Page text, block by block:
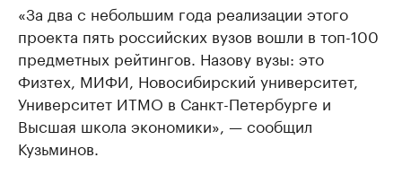
«За два с небольшим года реализации этого
проекта пять российских вузов вошли в топ-100
предметных рейтингов. Назову вузы: это
Физтех, МИФИ, Новосибирский университет,
Университет ИТМО в Санкт-Петербурге и
Высшая школа экономики», — сообщил
Кузьминов.